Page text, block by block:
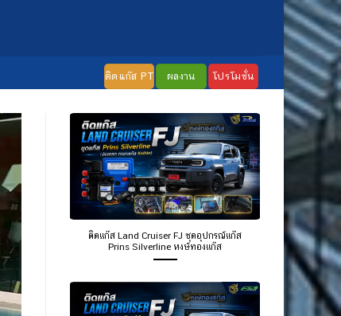
ติดแก๊ส PT ผลงาน โปรโมชั่น
ติดแก๊ส Land Cruiser FJ ชุดอุปกรณ์แก๊ส
Prins Silverline หงษ์ทองแก๊ส